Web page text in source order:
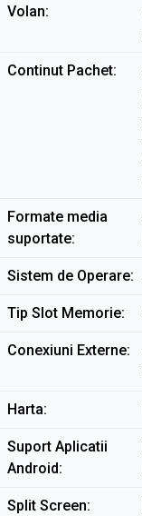
Volan
Continut Pachet
Formate media
suportate
Sistem de Operare
Tip Slot Memorie
Conexiuni Externe
Harta
Suport Aplicatii
Android
Split Screen